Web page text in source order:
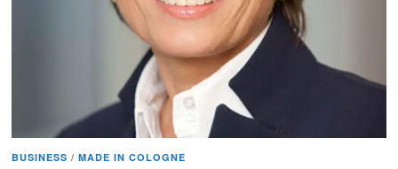
BUSINESS / MADE IN COLOGNE